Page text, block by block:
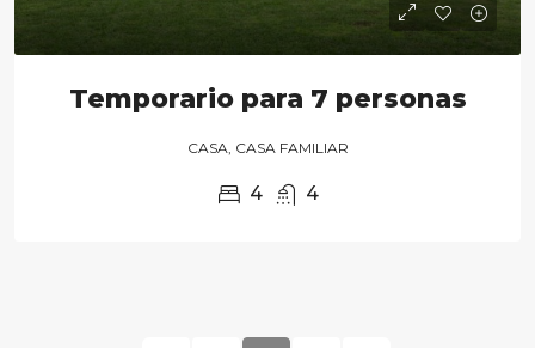
Temporario para 7 personas
CASA, CASA FAMILIAR
4 4